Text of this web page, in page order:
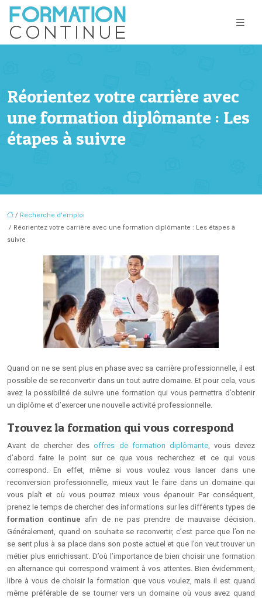
Réorientez votre carrière avec
une formation diplômante : Les
étapes à suivre
/ Recherche d'emploi
/ Réorientez votre carrière avec une formation diplômante : Les étapes à
suivre
Quand on ne se sent plus en phase avec sa carrière professionnelle, il est
possible de se reconvertir dans un tout autre domaine. Et pour cela, vous
avez la possibilité de suivre une formation qui vous permettra d’obtenir
un diplôme et d’exercer une nouvelle activité professionnelle.
Trouvez la formation qui vous correspond
Avant de chercher desoffres de formation diplômante, vous devez
d’abord faire le point sur ce que vous recherchez et ce qui vous
correspond. En effet, même si vous voulez vous lancer dans une
reconversion professionnelle, mieux vaut le faire dans un domaine qui
vous plaît et où vous pourrez mieux vous épanouir. Par conséquent,
prenez le temps de chercher des informations sur les différents types de
formation continue afin de ne pas prendre de mauvaise décision.
Généralement, quand on souhaite se reconvertir, c’est parce que l’on ne
se sent plus à sa place dans son poste actuel et que l’on veut trouver un
métier plus enrichissant. D’où l’importance de bien choisir une formation
en alternance qui correspond vraiment à vos attentes. Bien évidemment,
libre à vous de choisir la formation que vous voulez, mais il est quand
même préférable de se tourner vers un domaine où vous avez quand